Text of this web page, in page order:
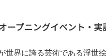
ープニングイベント・実
界に誇る芸術である浮世